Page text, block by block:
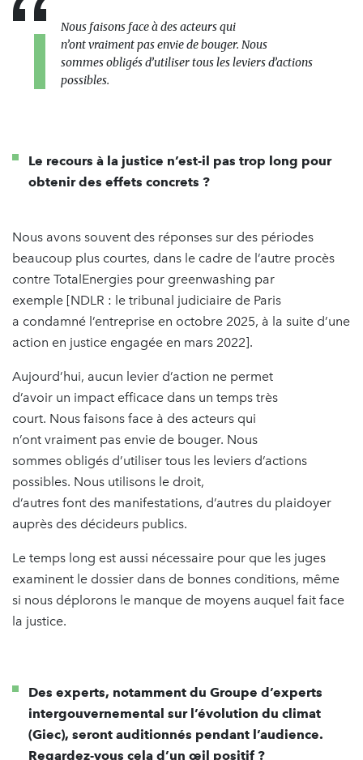
Nous faisons face à des acteurs qui
n’ont vraiment pas envie de bouger. Nous
sommes obligés d’utiliser tous les leviers d’actions
possibles.
Le recours à la justice n’est-il pas trop long pour
obtenir des effets concrets ?
Nous avons souvent des réponses sur des périodes
beaucoup plus courtes, dans le cadre de l’autre procès
contre TotalEnergies pour greenwashing par
exemple [NDLR : le tribunal judiciaire de Paris
a condamné l’entreprise en octobre 2025, à la suite d’une
action en justice engagée en mars 2022].
Aujourd’hui, aucun levier d’action ne permet
d’avoir un impact efficace dans un temps très
court. Nous faisons face à des acteurs qui
n’ont vraiment pas envie de bouger. Nous
sommes obligés d’utiliser tous les leviers d’actions
possibles. Nous utilisons le droit,
d’autres font des manifestations, d’autres du plaidoyer
auprès des décideurs publics.
Le temps long est aussi nécessaire pour que les juges
examinent le dossier dans de bonnes conditions, même
si nous déplorons le manque de moyens auquel fait face
la justice.
Des experts, notamment du Groupe d’experts
intergouvernemental sur l’évolution du climat
(Giec), seront auditionnés pendant l’audience.
Regardez-vous cela d’un œil positif ?